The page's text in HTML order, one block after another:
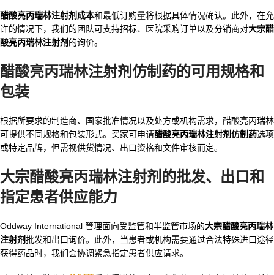
醋酸亮丙瑞林注射剂成本和最低订购量将根据具体情况确认。此外，在允
许的情况下，我们的团队可支持招标、医院采购订单以及分销商对大宗醋
酸亮丙瑞林注射剂 的询价。
醋酸亮丙瑞林注射剂仿制药的可用规格和
包装
根据所要求的制造商、国家批准情况以及处方或机构需求，醋酸亮丙瑞林
可提供不同规格和包装形式。买家可申请醋酸亮丙瑞林注射剂仿制药选项
或特定品牌，但需视供货情况、出口资格和文件审核而定。
大宗醋酸亮丙瑞林注射剂的批发、出口和
指定患者供应能力
Oddway International 管理面向受监管和半监管市场的大宗醋酸亮丙瑞林
注射剂批发和出口询价。此外，当患者或机构需要通过合法特殊进口途径
获得药品时，我们会协调紧急指定患者供应请求。